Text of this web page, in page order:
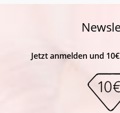
Jetzt anmelden und